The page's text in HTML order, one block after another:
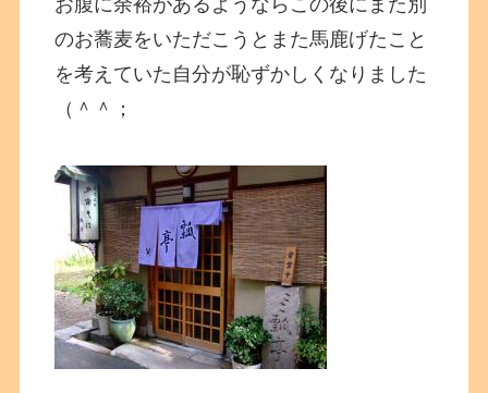
お腹に余裕があるようならこの後にまた別
のお蕎麦をいただこうとまた馬鹿げたこと
を考えていた自分が恥ずかしくなりました
（＾＾；